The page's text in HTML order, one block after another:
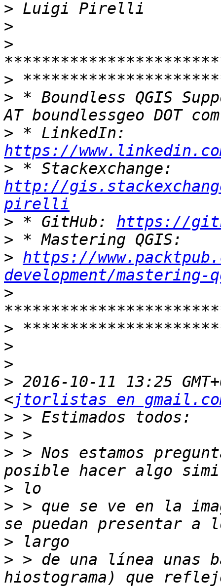
>
>
>
>
> * Boundless QGIS
>
https://
>
http://
pirelli
> * GitHub: https://
>
> https://
development/mastering-
>
>
>
>
> 2016-10-11 13:25
<jtorlistas en
>
>
> > Nos estamos
>
> > que se ve en la
>
> > de una línea unas